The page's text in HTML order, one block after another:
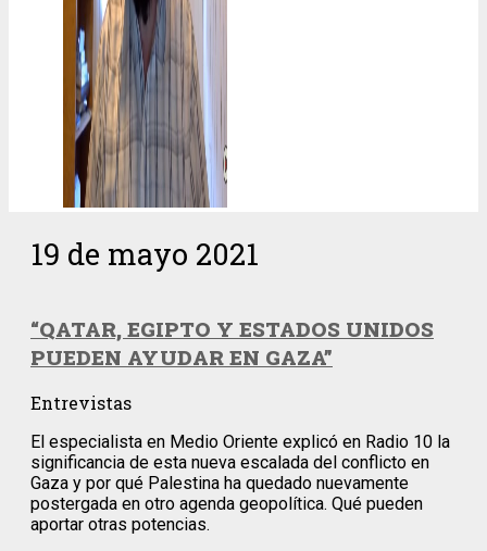
19 de mayo 2021
“QATAR, EGIPTO Y ESTADOS UNIDOS
PUEDEN AYUDAR EN GAZA”
Entrevistas
El especialista en Medio Oriente explicó en Radio 10 la
significancia de esta nueva escalada del conflicto en
Gaza y por qué Palestina ha quedado nuevamente
postergada en otro agenda geopolítica. Qué pueden
aportar otras potencias.